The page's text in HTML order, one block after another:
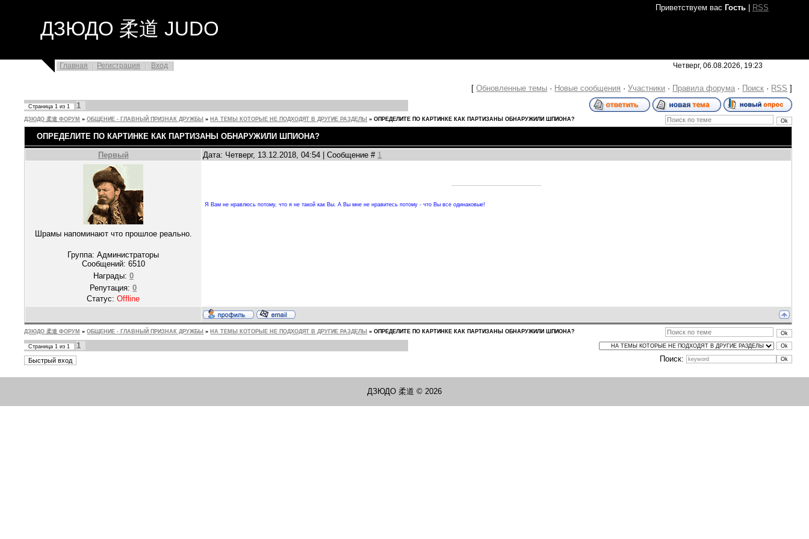
Приветствуем вас Гость| RSS
ДЗЮДО 柔道 JUDO
Главная Регистрация Вход Четверг, 06.08.2026, 19:23
[ Обновленные темы · Новые сообщения · Участники · Правила форума · Поиск · RSS ]
Страница1 из1 1
ДЗЮДО 柔道 ФОРУМ » ОБЩЕНИЕ - ГЛАВНЫЙ ПРИЗНАК ДРУЖБЫ » НА ТЕМЫ КОТОРЫЕ НЕ ПОДХОДЯТ В ДРУГИЕ РАЗДЕЛЫ » ОПРЕДЕЛИТЕ ПО КАРТИНКЕ КАК ПАРТИЗАНЫ ОБНАРУЖИЛИ ШПИОНА?
ОПРЕДЕЛИТЕ ПО КАРТИНКЕ КАК ПАРТИЗАНЫ ОБНАРУЖИЛИ ШПИОНА?
Первый Дата: Четверг, 13.12.2018, 04:54 | Сообщение # 1
Шрамы напоминают что прошлое реально.
Группа: Администраторы
Сообщений: 6510
Награды: 0
Репутация:0
Статус:Offline
Я Вам не нравлюсь потому, что я не такой как Вы. А Вы мне не нравитесь потому - что Вы все одинаковые!
ДЗЮДО 柔道 ФОРУМ » ОБЩЕНИЕ - ГЛАВНЫЙ ПРИЗНАК ДРУЖБЫ » НА ТЕМЫ КОТОРЫЕ НЕ ПОДХОДЯТ В ДРУГИЕ РАЗДЕЛЫ » ОПРЕДЕЛИТЕ ПО КАРТИНКЕ КАК ПАРТИЗАНЫ ОБНАРУЖИЛИ ШПИОНА?
Страница1 из1
1
Поиск:
ДЗЮДО 柔道 © 2026